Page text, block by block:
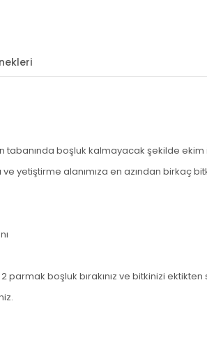
tabanında boşluk kalmayacak şekilde
ve yetiştirme alanımıza en azından birkaç
boşluk bırakınız ve bitkinizi